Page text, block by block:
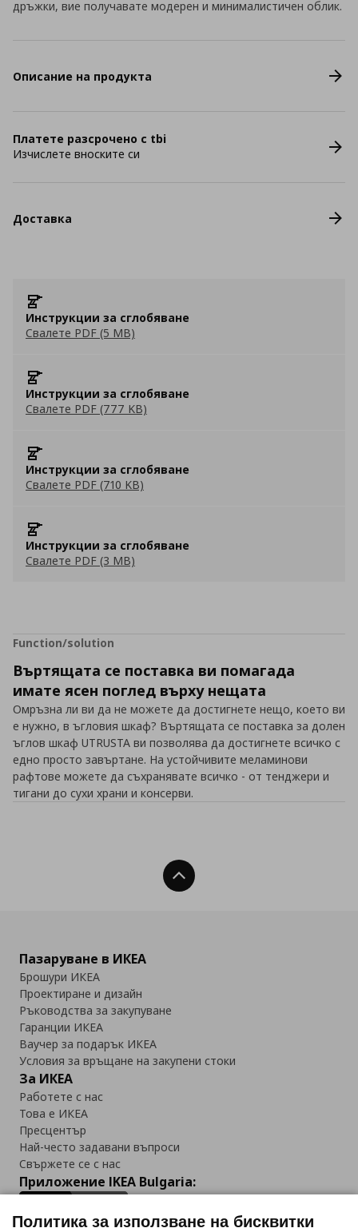
дръжки, вие получавате модерен и минималистичен облик.
Описание на продукта
Платете разсрочено с tbi
Изчислете вноските си
Доставка
Инструкции за сглобяване
Свалете PDF (5 MB)
Инструкции за сглобяване
Свалете PDF (777 KB)
Инструкции за сглобяване
Свалете PDF (710 KB)
Инструкции за сглобяване
Свалете PDF (3 MB)
Function/solution
Въртящата се поставка ви помагада
имате ясен поглед върху нещата
Омръзна ли ви да не можете да достигнете нещо, което ви
е нужно, в ъгловия шкаф? Въртящата се поставка за долен
ъглов шкаф UTRUSTA ви позволява да достигнете всичко с
едно просто завъртане. На устойчивите меламинови
рафтове можете да съхранявате всичко - от тенджери и
тигани до сухи храни и консерви.
Нагоре
Пазаруване в ИКЕА
Брошури ИКЕА
Проектиране и дизайн
Ръководства за закупуване
Гаранции ИКЕА
Ваучер за подарък ИКЕА
Условия за връщане на закупени стоки
За ИКЕА
Работете с нас
Това е ИКЕА
Пресцентър
Най-често задавани въпроси
Свържете се с нас
Приложение IKEA Bulgaria:
Политика за използване на бисквитки